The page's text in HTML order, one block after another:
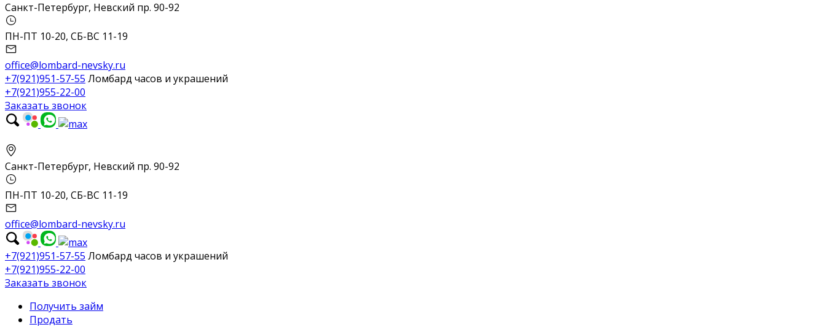
Санкт-Петербург, Невский пр. 90-92
ПН-ПТ 10-20, СБ-ВС 11-19
office@lombard-nevsky.ru
+7(921)951-57-55 Ломбард часов и украшений
+7(921)955-22-00
Заказать звонок
Санкт-Петербург, Невский пр. 90-92
ПН-ПТ 10-20, СБ-ВС 11-19
office@lombard-nevsky.ru
+7(921)951-57-55 Ломбард часов и украшений
+7(921)955-22-00
Заказать звонок
Получить займ
Продать